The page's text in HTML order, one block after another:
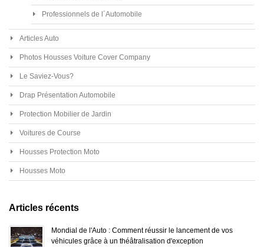
Professionnels de l´Automobile
Articles Auto
Photos Housses Voiture Cover Company
Le Saviez-Vous?
Drap Présentation Automobile
Protection Mobilier de Jardin
Voitures de Course
Housses Protection Moto
Housses Moto
Articles récents
Mondial de l'Auto : Comment réussir le lancement de vos
véhicules grâce à un théâtralisation d'exception